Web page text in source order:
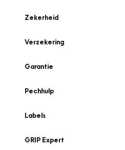
Zekerheid
Verzekering
Garantie
Pechhulp
Labels
GRIP Expert